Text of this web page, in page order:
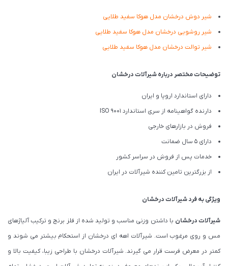
شیر دوش درخشان مدل هوکا سفید طلایی
شیر روشویی درخشان مدل هوکا سفید طلایی
شیر توالت درخشان مدل هوکا سفید طلایی
توضیحات مختصر درباره شیرآلات درخشان
دارای استاندارد اروپا و ایران
دارنده گواهینامه از سری استاندارد ISO 9001
فروش در بازارهای خارجی
دارای 5 سال ضمانت
خدمات پس از فروش در سراسر کشور
از بزرگترین تامین کننده شیرآلات در ایران
ویژگی به فرد شیرآلات درخشان
شیرآلات درخشان با داشتن وزنی مناسب و تولید شده از فلز برنج و ترکیب آلیاژهای
مس و روی مرغوب است. شیرآلات اهه ای درخشان از استحکام بیشتر می شوند و
کمتر در معرض فرست قرار می گیرند. شیرآلات درخشان با طراحی زیبا، کیفیت بالا و